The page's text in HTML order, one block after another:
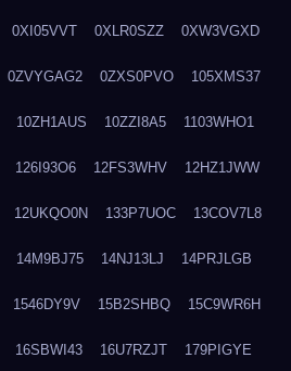
0XI05VVT 0XLR0SZZ 0XW3VGXD
0ZVYGAG2 0ZXS0PVO 105XMS37
10ZH1AUS 10ZZI8A5 1103WHO1
126I93O6 12FS3WHV 12HZ1JWW
12UKQO0N 133P7UOC 13COV7L8
14M9BJ75 14NJ13LJ 14PRJLGB
1546DY9V 15B2SHBQ 15C9WR6H
16SBWI43 16U7RZJT 179PIGYE